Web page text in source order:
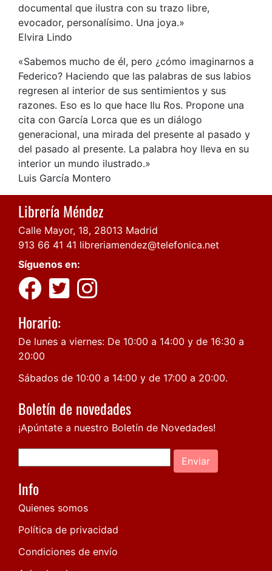
documental que ilustra con su trazo libre,
evocador, personalísimo. Una joya.»
Elvira Lindo
«Sabemos mucho de él, pero ¿cómo imaginarnos a
Federico? Haciendo que las palabras de sus labios
regresen al interior de sus sentimientos y sus
razones. Eso es lo que hace Ilu Ros. Propone una
cita con García Lorca que es un diálogo
generacional, una mirada del presente al pasado y
del pasado al presente. La palabra hoy lleva en su
interior un mundo ilustrado.»
Luis García Montero
Librería Méndez
Calle Mayor, 18, 28013 Madrid
913 66 41 41 libreriamendez@telefonica.net
Síguenos en:
Horario:
De lunes a viernes: De 10:00 a 14:00 y de 16:30 a
20:00
Sábados de 10:00 a 14:00 y de 17:00 a 20:00.
Boletín de novedades
¡Apúntate a nuestro Boletín de Novedades!
Enviar
Info
Quienes somos
Política de privacidad
Condiciones de envío